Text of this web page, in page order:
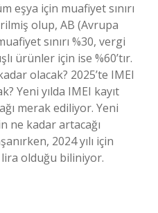
eşya için muafiyet sınırı
olup, AB (Avrupa
sınırı %30, vergi
ürünler için ise %60’tır.
olacak? 2025’te IMEI
Yeni yılda IMEI kayıt
merak ediliyor. Yeni
ne kadar artacağı
2024 yılı için
olduğu biliniyor.